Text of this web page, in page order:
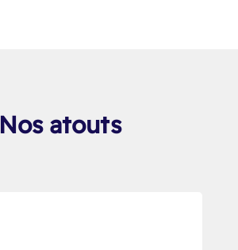
Nos atouts